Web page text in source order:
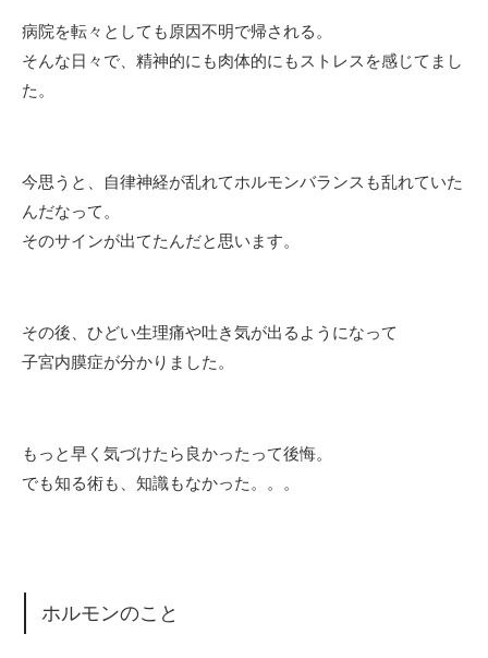
病院を転々としても原因不明で帰される。
そんな日々で、 精神的にも肉体的にもストレスを感じてまし
た。
今思うと、自律神経が乱れてホルモンバランスも乱れていた
んだなって。
そのサインが出てたんだと思います。
その後、ひどい生理痛や吐き気が出るようになって
子宮内膜症が分かりました。
もっと早く気づけたら良かったって後悔。
でも知る術も、知識もなかった。。。
ホルモンのこと